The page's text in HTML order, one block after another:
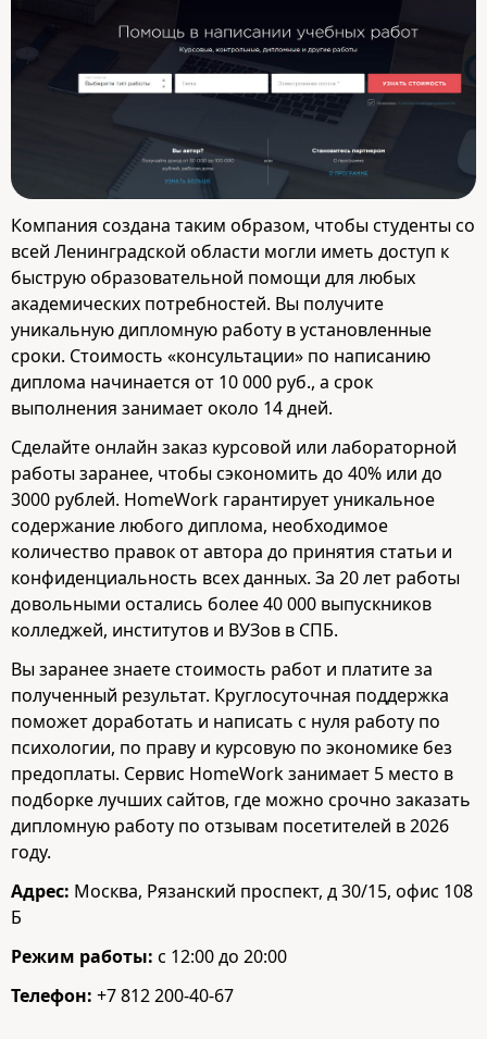
Компания создана таким образом, чтобы студенты со
всей Ленинградской области могли иметь доступ к
быструю образовательной помощи для любых
академических потребностей. Вы получите
уникальную дипломную работу в установленные
сроки. Стоимость «консультации» по написанию
диплома начинается от 10 000 руб., а срок
выполнения занимает около 14 дней.
Сделайте онлайн заказ курсовой или лабораторной
работы заранее, чтобы сэкономить до 40% или до
3000 рублей. HomeWork гарантирует уникальное
содержание любого диплома, необходимое
количество правок от автора до принятия статьи и
конфиденциальность всех данных. За 20 лет работы
довольными остались более 40 000 выпускников
колледжей, институтов и ВУЗов в СПБ.
Вы заранее знаете стоимость работ и платите за
полученный результат. Круглосуточная поддержка
поможет доработать и написать с нуля работу по
психологии, по праву и курсовую по экономике без
предоплаты. Сервис HomeWork занимает 5 место в
подборке лучших сайтов, где можно срочно заказать
дипломную работу по отзывам посетителей в 2026
году.
Адрес: Москва, Рязанский проспект, д 30/15, офис 108
Б
Режим работы: с 12:00 до 20:00
Телефон: +7 812 200-40-67